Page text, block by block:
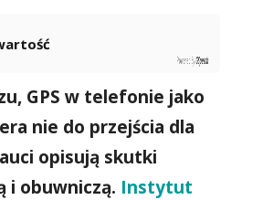
GSpeech
GPS w telefonie jako
nie do przejścia dla
opisują skutki
i obuwniczą. Instytut